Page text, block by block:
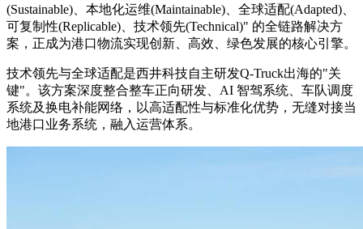
(Sustainable)、本地化运维(Maintainable)、全球适配(Adapted)、
可复制性(Replicable)、技术领先(Technical)" 的全链路解决方
案，正成为港口物流实现创新、高效、绿色发展的核心引擎。
技术领先与全球适配是西井科技自主研发Q-Truck出海的"关
键"。该方案深度整合整车正向研发、AI 智驾系统、车队调度
系统及换电补能网络，以高适配性与标准化优势，无缝对接当
地港口业务系统，融入运营体系。